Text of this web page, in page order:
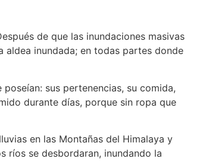
de que las inundaciones masivas
aldea inundada; en todas partes donde
sus pertenencias, su comida,
durante días, porque sin ropa que
en las Montañas del Himalaya y
ríos se desbordaran, inundando la